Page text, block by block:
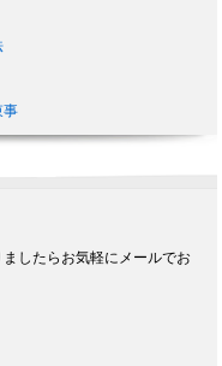
事
したらお気軽にメールでお